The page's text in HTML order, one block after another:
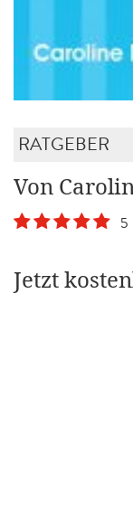
RATGEBER
Von
5
Jetzt